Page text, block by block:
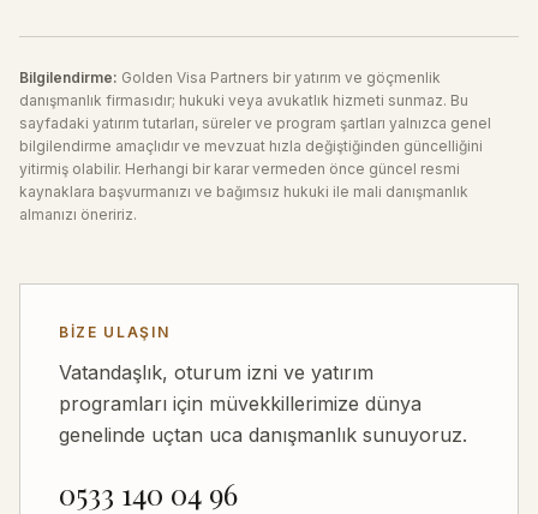
Bilgilendirme: Golden Visa Partners bir yatırım ve göçmenlik
danışmanlık firmasıdır; hukuki veya avukatlık hizmeti sunmaz. Bu
sayfadaki yatırım tutarları, süreler ve program şartları yalnızca genel
bilgilendirme amaçlıdır ve mevzuat hızla değiştiğinden güncelliğini
yitirmiş olabilir. Herhangi bir karar vermeden önce güncel resmi
kaynaklara başvurmanızı ve bağımsız hukuki ile mali danışmanlık
almanızı öneririz.
BIZE ULAŞIN
Vatandaşlık, oturum izni ve yatırım
programları için müvekkillerimize dünya
genelinde uçtan uca danışmanlık sunuyoruz.
0533 140 04 96